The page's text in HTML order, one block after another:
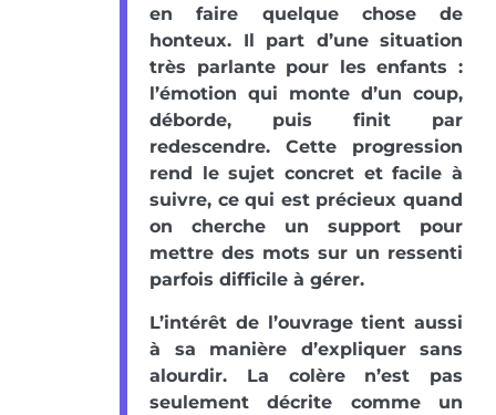
en faire quelque chose de
honteux. Il part d’une situation
très parlante pour les enfants :
l’émotion qui monte d’un coup,
déborde, puis finit par
redescendre. Cette progression
rend le sujet concret et facile à
suivre, ce qui est précieux quand
on cherche un support pour
mettre des mots sur un ressenti
parfois difficile à gérer.
L’intérêt de l’ouvrage tient aussi
à sa manière d’expliquer sans
alourdir. La colère n’est pas
seulement décrite comme un